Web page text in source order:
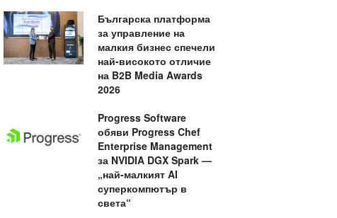
Българска платформа
за управление на
малкия бизнес спечели
най-високото отличие
на B2B Media Awards
2026
Progress Software
обяви Progress Chef
Enterprise Management
за NVIDIA DGX Spark —
„най-малкият AI
суперкомпютър в
света“